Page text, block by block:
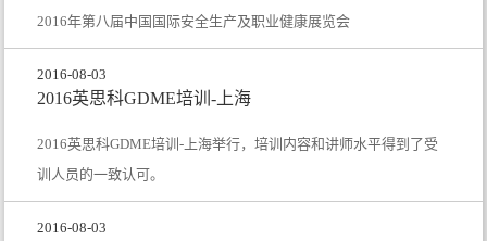
2016年第八届中国国际安全生产及职业健康展览会
2016-08-03
2016英思科GDME培训-上海
2016英思科GDME培训-上海举行，培训内容和讲师水平得到了受
训人员的一致认可。
2016-08-03